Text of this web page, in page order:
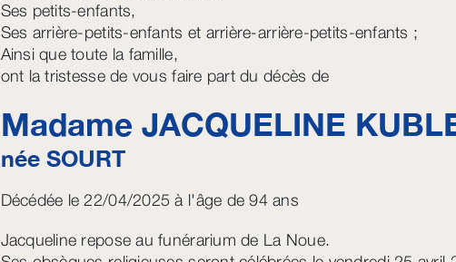
Ses petits-enfants,
Ses arrière-petits-enfants et arrière-arrière-petits-enfants ;
Ainsi que toute la famille,
ont la tristesse de vous faire part du décès de
Madame JACQUELINE
née SOURT
Décédée le 22/04/2025 à l'âge de 94 ans
Jacqueline repose au funérarium de La Noue.